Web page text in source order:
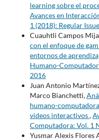
learning sobre el
Avances en
1 (2018): Regular
Cuauhtli Campos
con el enfoque de
entornos de
Humano-
2016
Juan Antonio
Marco Bianchetti,
humano-
videos interactivos,
Computadora: Vol. 1
Yusmar Alexis Flores